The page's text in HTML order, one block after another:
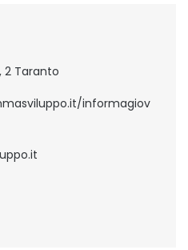
2 Taranto
informagiov